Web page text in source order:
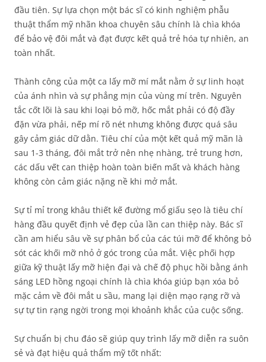
đầu tiên. Sự lựa chọn một bác sĩ có kinh nghiệm phẫu
thuật thẩm mỹ nhãn khoa chuyên sâu chính là chìa khóa
để bảo vệ đôi mắt và đạt được kết quả trẻ hóa tự nhiên, an
toàn nhất.
Thành công của một ca lấy mỡ mí mắt nằm ở sự linh hoạt
của ánh nhìn và sự phẳng mịn của vùng mí trên. Nguyên
tắc cốt lõi là sau khi loại bỏ mỡ, hốc mắt phải có độ đầy
đặn vừa phải, nếp mí rõ nét nhưng không được quá sâu
gây cảm giác dữ dằn. Tiêu chí của một kết quả mỹ mãn là
sau 1-3 tháng, đôi mắt trở nên nhẹ nhàng, trẻ trung hơn,
các dấu vết can thiệp hoàn toàn biến mất và khách hàng
không còn cảm giác nặng nề khi mở mắt.
Sự tỉ mỉ trong khâu thiết kế đường mổ giấu sẹo là tiêu chí
hàng đầu quyết định vẻ đẹp của lần can thiệp này. Bác sĩ
cần am hiểu sâu về sự phân bổ của các túi mỡ để không bỏ
sót các khối mỡ nhỏ ở góc trong của mắt. Việc phối hợp
giữa kỹ thuật lấy mỡ hiện đại và chế độ phục hồi bằng ánh
sáng LED hồng ngoại chính là chìa khóa giúp bạn xóa bỏ
mặc cảm về đôi mắt u sầu, mang lại diện mạo rạng rỡ và
sự tự tin rạng ngời trong mọi khoảnh khắc của cuộc sống.
Sự chuẩn bị chu đáo sẽ giúp quy trình lấy mỡ diễn ra suôn
sẻ và đạt hiệu quả thẩm mỹ tốt nhất: